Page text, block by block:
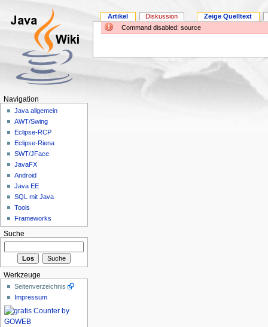
Command disabled: source
Artikel Diskussion Zeige Quelltext
Navigation
Java allgemein
AWT/Swing
Eclipse-RCP
Eclipse-Riena
SWT/JFace
JavaFX
Android
Java EE
SQL mit Java
Tools
Frameworks
Suche
Werkzeuge
Seitenverzeichnis
Impressum